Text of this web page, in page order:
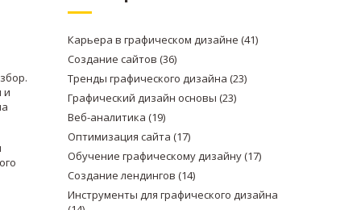
и
Карьера в графическом дизайне (41)
Создание сайтов (36)
Тренды графического дизайна (23)
Графический дизайн основы (23)
Веб-аналитика (19)
Оптимизация сайта (17)
Обучение графическому дизайну(17)
Создание лендингов (14)
Инструменты для графического дизайна